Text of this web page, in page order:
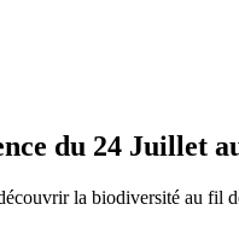
du 24 Juillet
la biodiversité au